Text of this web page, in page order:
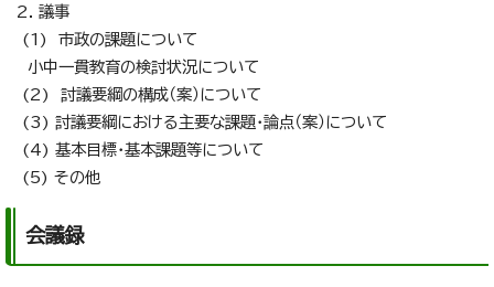
2. 議事
(1) 市政の課題について
小中一貫教育の検討状況について
(2) 討議要綱の構成（案）について
(3) 討議要綱における主要な課題・論点（案）について
(4) 基本目標・基本課題等について
(5) その他
会議録